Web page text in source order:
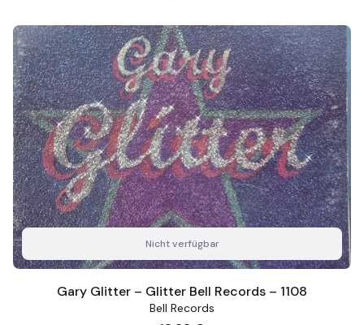
Nicht verfügbar
Gary Glitter – Glitter Bell Records – 1108
Bell Records